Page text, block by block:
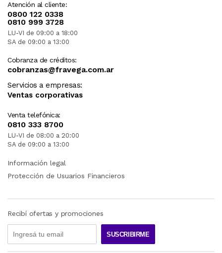
Atención al cliente:
0800 122 0338
0810 999 3728
LU-VI de 09:00 a 18:00
SA de 09:00 a 13:00
Cobranza de créditos:
cobranzas@fravega.com.ar
Servicios a empresas:
Ventas corporativas
Venta telefónica:
0810 333 8700
LU-VI de 08:00 a 20:00
SA de 09:00 a 13:00
Información legal
Protección de Usuarios Financieros
Recibí ofertas y promociones
SUSCRIBIRME